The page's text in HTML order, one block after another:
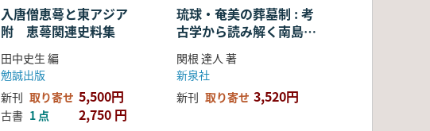
入唐僧恵蕚と東アジア
附 恵蕚関連史料集
田中史生 編
勉誠出版
新刊 取り寄せ 5,500円
古書 1 点 2,750 円
琉球・奄美の葬墓制 : 考
古学から読み解く南島の
社会
関根 達人 著
新泉社
新刊 取り寄せ 3,520円